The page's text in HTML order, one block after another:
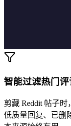
智能过滤热门评
剪藏 Reddit 帖子时
低质量回复、已删